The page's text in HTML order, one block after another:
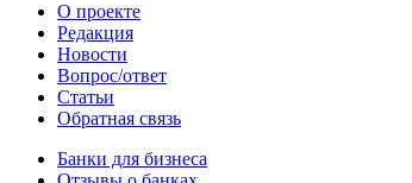
О проекте
Редакция
Новости
Вопрос/ответ
Статьи
Обратная связь
Банки для бизнеса